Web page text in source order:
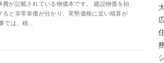
費が記載されている物価本です。 建設物価を始
ると非常単価が分かり、実勢価格に近い積算が
では、積...